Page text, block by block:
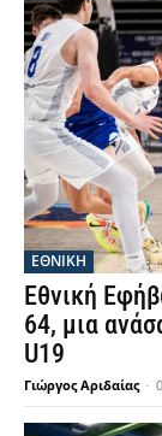
ΕΘΝΙΚΉ
Εθνική
64, μια
U19
Γιώργος Αριδαίας -